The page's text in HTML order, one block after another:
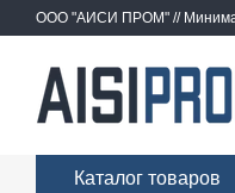
Перейти к основному
ООО "АИСИ ПРОМ" //
Каталог товаров